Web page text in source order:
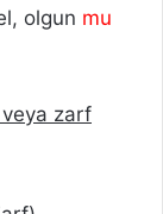
olgun mu
zarf